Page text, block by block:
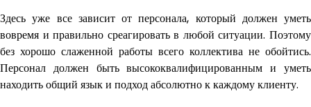
Здесь уже все зависит от персонала, который должен уметь
вовремя и правильно среагировать в любой ситуации. Поэтому
без хорошо слаженной работы всего коллектива не обойтись.
Персонал должен быть высококвалифицированным и уметь
находить общий язык и подход абсолютно к каждому клиенту.